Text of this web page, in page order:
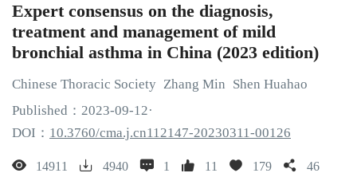
Expert consensus on the diagnosis,
treatment and management of mild
bronchial asthma in China (2023 edition)
Chinese Thoracic Society Zhang Min Shen Huahao
Published： 2023-09-12·
DOI： 10.3760/cma.j.cn112147-20230311-00126
14911 4940 1 11 179 46